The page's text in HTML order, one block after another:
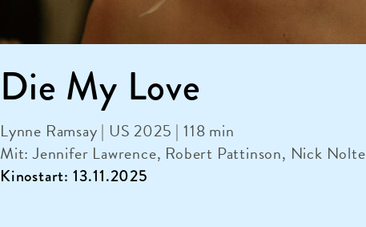
Die My Love
Lynne Ramsay | US 2025 | 118 min
Mit: Jennifer Lawrence, Robert Pattinson, Nick Nolte
Kinostart: 13.11.2025